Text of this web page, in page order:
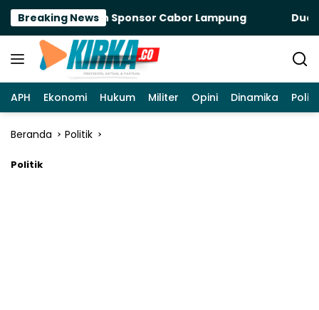
Langsung
konten
Breaking News
Buka Keran Sponsor Cabor Lampung Dua Kali
APH Ekonomi Hukum Militer Opini Dinamika
Beranda Politik
Politik